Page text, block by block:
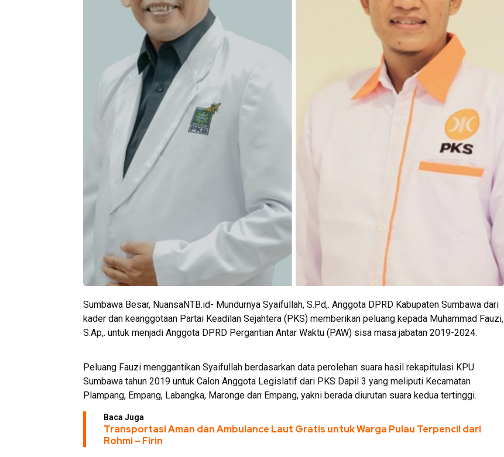
Sumbawa Besar, NuansaNTB.id- Mundurnya Syaifullah, S.Pd,. Anggota DPRD Kabupaten Sumbawa dari
kader dan keanggotaan Partai Keadilan Sejahtera (PKS) memberikan peluang kepada Muhammad Fauzi,
S.Ap,. untuk menjadi Anggota DPRD Pergantian Antar Waktu (PAW) sisa masa jabatan 2019-2024.
Peluang Fauzi menggantikan Syaifullah berdasarkan data perolehan suara hasil rekapitulasi KPU
Sumbawa tahun 2019 untuk Calon Anggota Legislatif dari PKS Dapil 3 yang meliputi Kecamatan
Plampang, Empang, Labangka, Maronge dan Empang, yakni berada diurutan suara kedua tertinggi.
Baca Juga
Transportasi Aman dan Ambulance Laut Gratis untuk Warga Pulau Terpencil dari
Rohmi – Firin